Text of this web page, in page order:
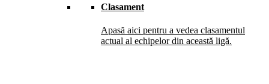
Clasament
Apasă aici pentru a vedea clasamentul
actual al echipelor din această ligă.